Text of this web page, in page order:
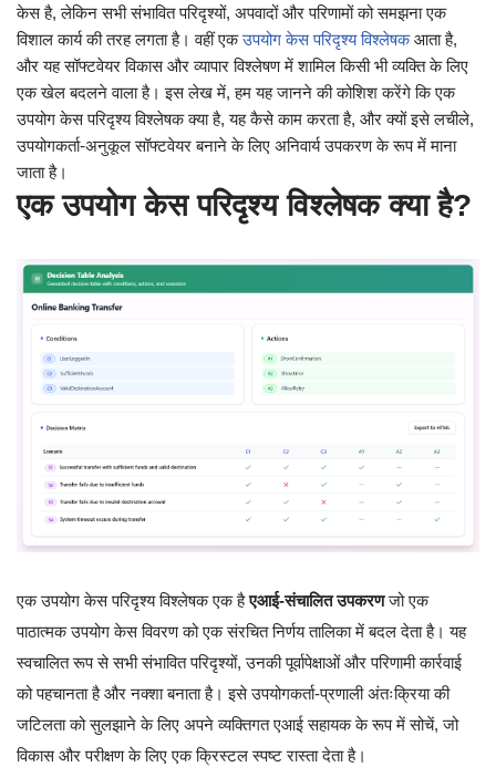
केस है, लेकिन सभी संभावित परिदृश्यों, अपवादों और परिणामों को समझना एक
विशाल कार्य की तरह लगता है। वहीं एकउपयोग केस परिदृश्य विश्लेषकआता है,
और यह सॉफ्टवेयर विकास और व्यापार विश्लेषण में शामिल किसी भी व्यक्ति के लिए
एक खेल बदलने वाला है। इस लेख में, हम यह जानने की कोशिश करेंगे कि एक
उपयोग केस परिदृश्य विश्लेषक क्या है, यह कैसे काम करता है, और क्यों इसे लचीले,
उपयोगकर्ता-अनुकूल सॉफ्टवेयर बनाने के लिए अनिवार्य उपकरण के रूप में माना
जाता है।
एक उपयोग केस परिदृश्य विश्लेषक क्या है?
एक उपयोग केस परिदृश्य विश्लेषक एक हैएआई-संचालित उपकरणजो एक
पाठात्मक उपयोग केस विवरण को एक संरचित निर्णय तालिका में बदल देता है। यह
स्वचालित रूप से सभी संभावित परिदृश्यों, उनकी पूर्वापेक्षाओं और परिणामी कार्रवाई
को पहचानता है और नक्शा बनाता है। इसे उपयोगकर्ता-प्रणाली अंतःक्रिया की
जटिलता को सुलझाने के लिए अपने व्यक्तिगत एआई सहायक के रूप में सोचें, जो
विकास और परीक्षण के लिए एक क्रिस्टल स्पष्ट रास्ता देता है।